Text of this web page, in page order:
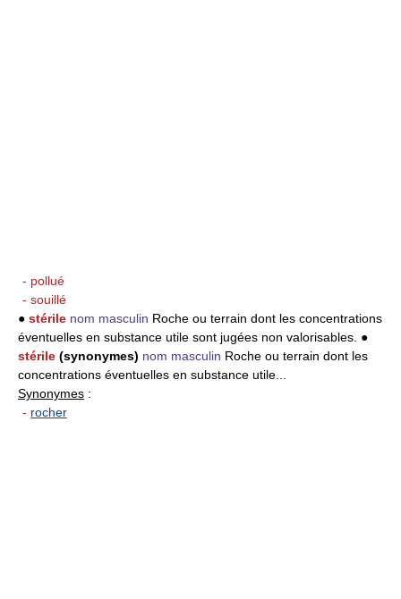
- pollué
- souillé
● stérile nom masculin Roche ou terrain dont les concentrations
éventuelles en substance utile sont jugées non valorisables. ●
stérile (synonymes) nom masculin Roche ou terrain dont les
concentrations éventuelles en substance utile...
Synonymes :
- rocher